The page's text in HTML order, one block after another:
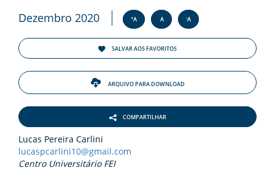
Dezembro 2020 +A A -A
SALVAR AOS FAVORITOS
ARQUIVO PARA DOWNLOAD
COMPARTILHAR
Lucas Pereira Carlini
lucaspcarlini10@gmail.com
Centro Universitário FEI